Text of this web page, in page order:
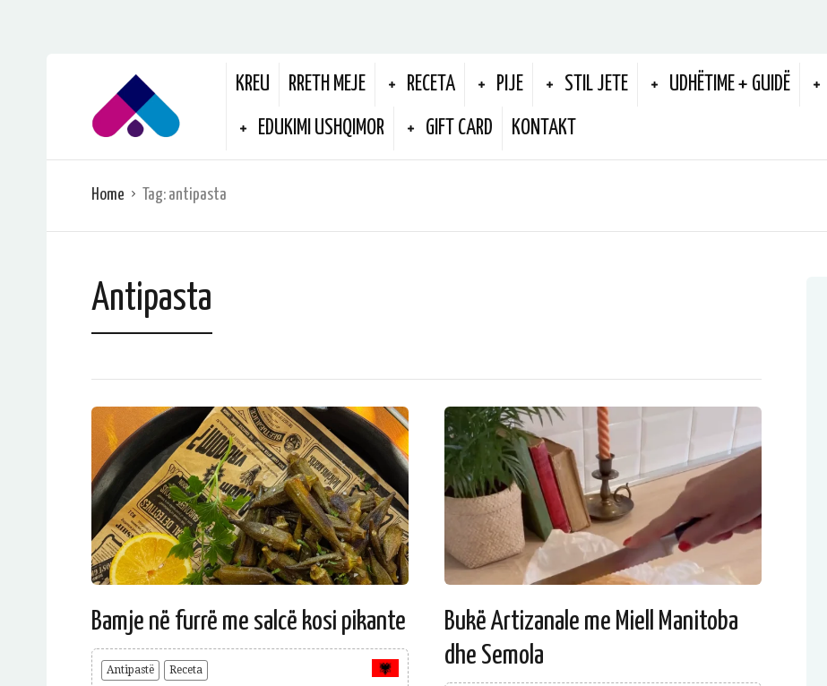
KREU RRETH MEJE RECETA PIJE STIL JETE UDHËTIME + GUIDË
EDUKIMI USHQIMOR GIFT CARD KONTAKT
Home Tag: antipasta
Antipasta
Bamje në furrë me salcë kosi pikante
Antipastë Receta
Bukë Artizanale me Miell Manitoba
dhe Semola